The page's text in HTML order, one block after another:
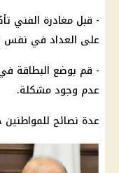
- قبل مغادرة الفني
على العداد في نفس
- قم بوضع البطاقة
عدم وجود مشكلة.
عدة نصائح